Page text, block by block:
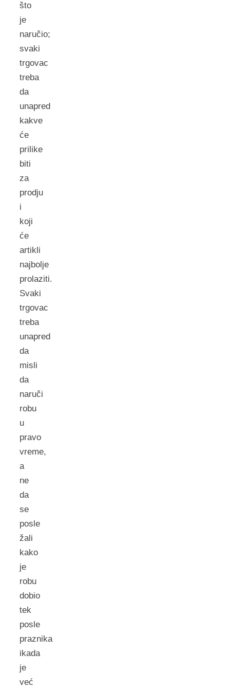
što
je
naručio;
svaki
trgovac
treba
da
unapred
kakve
će
prilike
biti
za
prodju
i
koji
će
artikli
najbolje
prolaziti.
Svaki
trgovac
treba
unapred
da
misli
da
naruči
robu
u
pravo
vreme,
a
ne
da
se
posle
žali
kako
je
robu
dobio
tek
posle
praznika
ikada
je
već